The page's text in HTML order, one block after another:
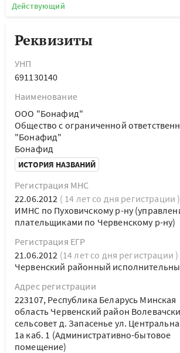
Действующий
Реквизиты
УНП
691130140
Наименование
ООО "Бонафид"
Общество с ограниченной
"Бонафид"
Бонафид
ИСТОРИЯ НАЗВАНИЙ
Регистрация МНС
22.06.2012 ( 14 лет со дня регистрации )
ИМНС по Пуховичскому р-ну
плательщиками по Червенскому р-ну)
Регистрация ЕГР
21.06.2012 (14 лет со дня регистрации )
Червенский районный
Адрес регистрации
223107, Республика Беларусь Минская
область Червенский район
сельсовет д. Запасенье ул.
1а каб. 1 (Административно-бытовое
помещение)